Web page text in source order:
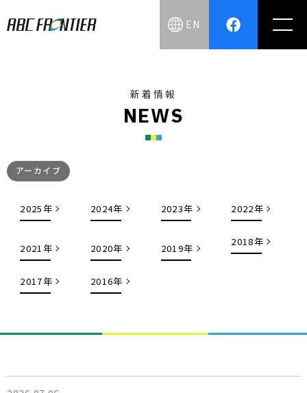
EN
新着情報
NEWS
アーカイブ
2025年 2024年 2023年 2022年
2021年 2020年 2019年
2018年
2017年 2016年